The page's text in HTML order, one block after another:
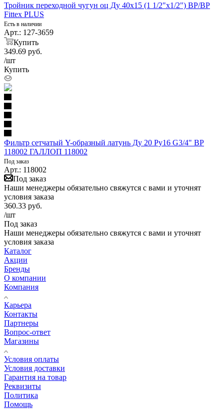
Тройник переходной чугун оц Ду 40х15 (1 1/2"х1/2") ВР/ВР
Fittex PLUS
Есть в наличии
Арт.: 127-3659
Купить
349.69 руб.
/шт
Купить
Фильтр сетчатый Y-образный латунь Ду 20 Ру16 G3/4" ВР
118002 ГАЛЛОП 118002
Под заказ
Арт.: 118002
Под заказ
Наши менеджеры обязательно свяжутся с вами и уточнят
условия заказа
360.33 руб.
/шт
Под заказ
Наши менеджеры обязательно свяжутся с вами и уточнят
условия заказа
Каталог
Акции
Бренды
О компании
Компания
Карьера
Контакты
Партнеры
Вопрос-ответ
Магазины
Условия оплаты
Условия доставки
Гарантия на товар
Реквизиты
Политика
Помощь